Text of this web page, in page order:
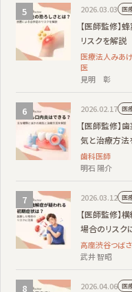
2026.03.03 医
【医師監修】
リスクを解説
医療法人みあ
医
見明 彰
2026.02.17 医
【医師監修】
気と治療方法
歯科医師
明石 陽介
2026.03.12 医
【医師監修】
場合のリスク
高座渋谷つば
武井 智昭
2026.04.06 医